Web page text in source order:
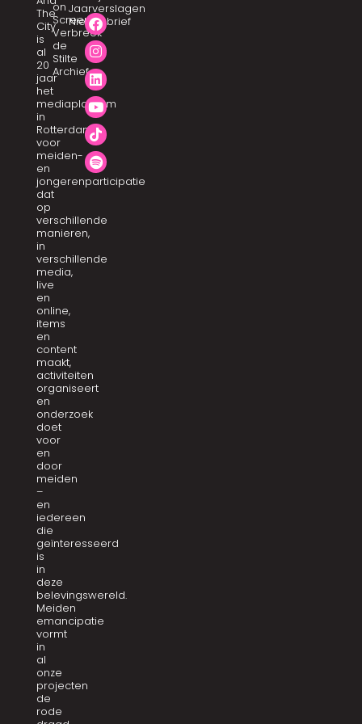
The
City
is
al
20
jaar
het
mediaplatform
in
Rotterdam
voor
meiden-
en
jongerenparticipatie
dat
op
verschillende
manieren,
in
verschillende
media,
live
en
online,
items
en
content
maakt,
activiteiten
organiseert
en
onderzoek
doet
voor
en
door
meiden
–
en
iedereen
die
geïnteresseerd
is
in
deze
belevingswereld.
Meiden
emancipatie
vormt
in
al
onze
projecten
de
rode
on
Screen
Verbreek
de
Stilte
Archief
Jaarverslagen
Nieuwsbrief